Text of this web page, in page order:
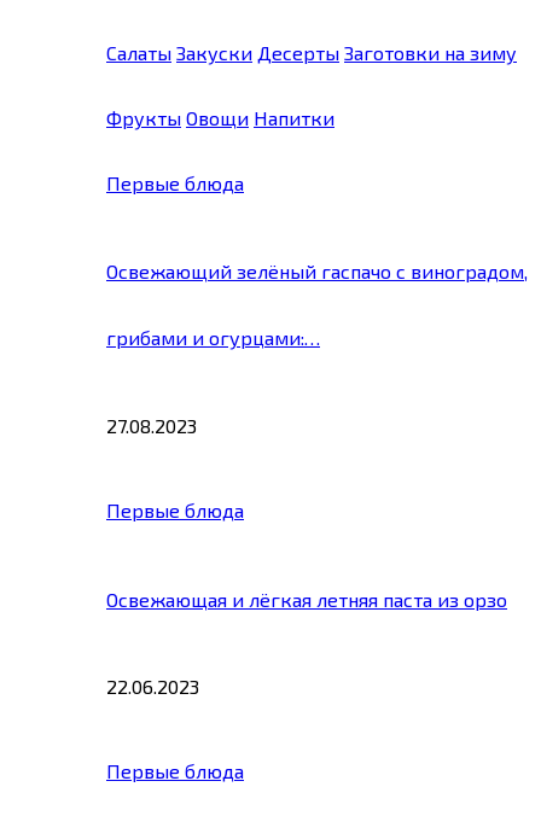
Салаты Закуски Десерты Заготовки на зиму
Фрукты Овощи Напитки
Первые блюда
Освежающий зелёный гаспачо с виноградом,
грибами и огурцами:…
27.08.2023
Первые блюда
Освежающая и лёгкая летняя паста из орзо
22.06.2023
Первые блюда